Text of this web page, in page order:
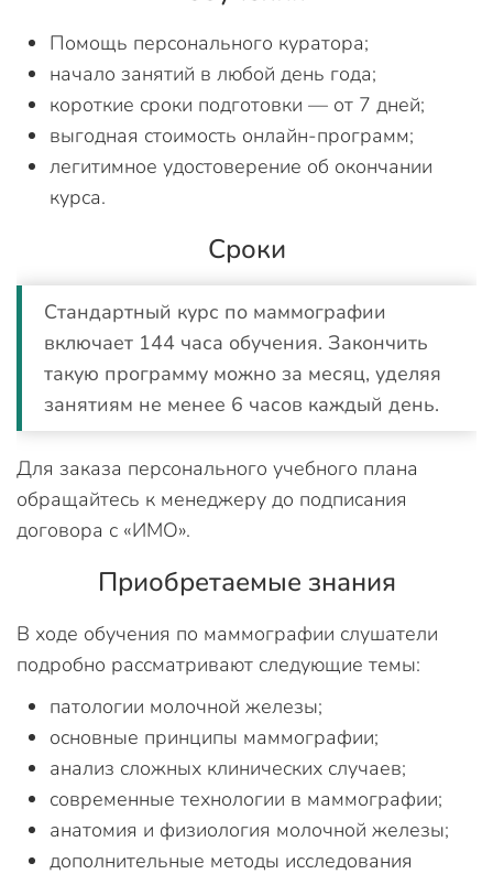
Помощь персонального куратора;
начало занятий в любой день года;
короткие сроки подготовки — от 7 дней;
выгодная стоимость онлайн-программ;
легитимное удостоверение об окончании
курса.
Сроки
Стандартный курс по маммографии
включает 144 часа обучения. Закончить
такую программу можно за месяц, уделяя
занятиям не менее 6 часов каждый день.
Для заказа персонального учебного плана
обращайтесь к менеджеру до подписания
договора с «ИМО».
Приобретаемые знания
В ходе обучения по маммографии слушатели
подробно рассматривают следующие темы:
патологии молочной железы;
основные принципы маммографии;
анализ сложных клинических случаев;
современные технологии в маммографии;
анатомия и физиология молочной железы;
дополнительные методы исследования